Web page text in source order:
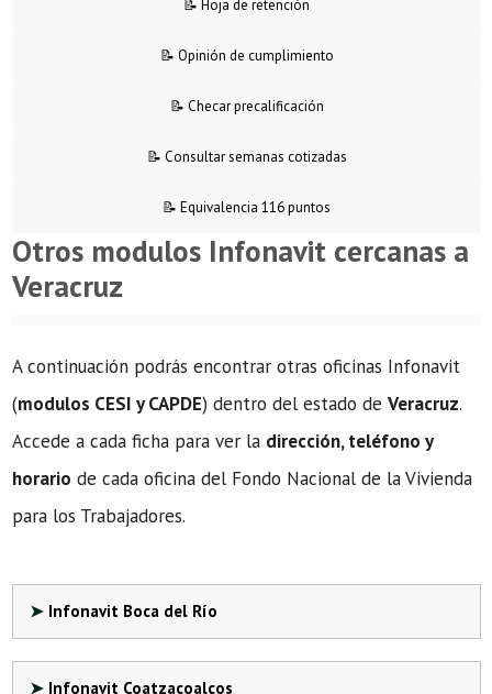
📝 Hoja de retención
📝 Opinión de cumplimiento
📝 Checar precalificación
📝 Consultar semanas cotizadas
📝 Equivalencia 116 puntos
Otros modulos Infonavit cercanas a
Veracruz
A continuación podrás encontrar otras oficinas Infonavit
(modulos CESI y CAPDE) dentro del estado de Veracruz.
Accede a cada ficha para ver la dirección, teléfono y
horario de cada oficina del Fondo Nacional de la Vivienda
para los Trabajadores.
Infonavit Boca del Río
Infonavit Coatzacoalcos